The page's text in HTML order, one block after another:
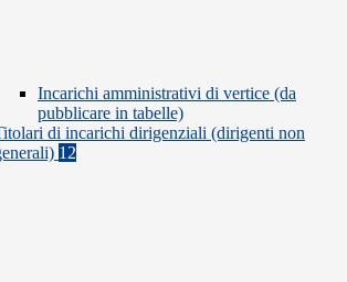
Incarichi amministrativi di vertice (da
pubblicare in tabelle)
di incarichi dirigenziali (dirigenti non
12